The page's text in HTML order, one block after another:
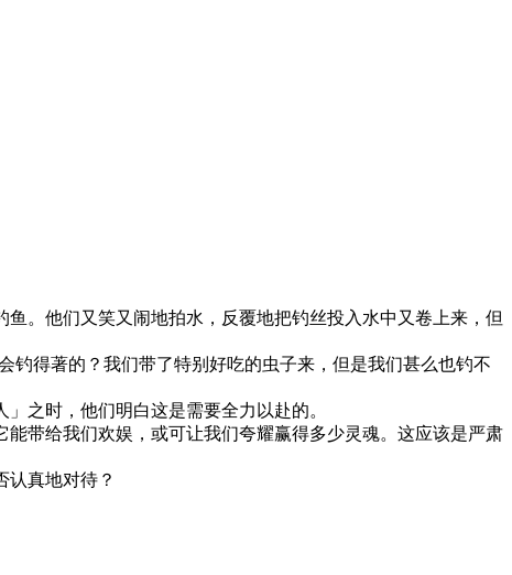
。他们又笑又闹地拍水，反覆地把钓丝投入水中又卷上来，但
钓得著的？我们带了特别好吃的虫子来，但是我们甚么也钓不
之时，他们明白这是需要全力以赴的。
带给我们欢娱，或可让我们夸耀赢得多少灵魂。这应该是严肃
认真地对待？